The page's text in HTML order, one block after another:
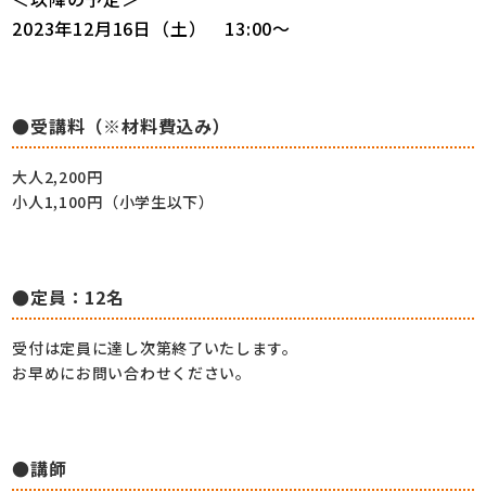
2023年12月16日（土） 13:00～
●受講料（※材料費込み）
大人2,200円
小人1,100円（小学生以下）
●定員：12名
受付は定員に達し次第終了いたします。
お早めにお問い合わせください。
●講師